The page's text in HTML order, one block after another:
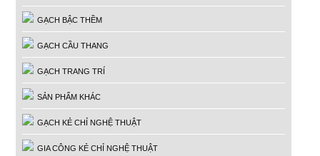
GẠCH BẬC THỀM
GẠCH CẦU THANG
GẠCH TRANG TRÍ
SẢN PHẨM KHÁC
GẠCH KẺ CHỈ NGHỆ THUẬT
GIA CÔNG KẺ CHỈ NGHỆ THUẬT